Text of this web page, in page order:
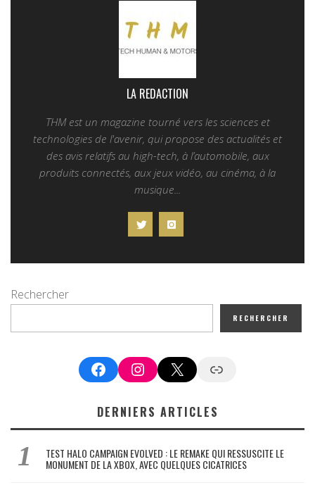
LA REDACTION
THM est un magazine tourné vers les sciences et
technologies de l'avenir, qui propose des actualités et
des avis relatifs au high-tech, à l’automobile, aux
produits connectés, aux jeux vidéo, au cinéma, à la
musique...
Rechercher
RECHERCHER
FacebookInstagram
X Google News
DERNIERS ARTICLES
TEST HALO CAMPAIGN EVOLVED : LE REMAKE QUI RESSUSCITE LE
MONUMENT DE LA XBOX, AVEC QUELQUES CICATRICES